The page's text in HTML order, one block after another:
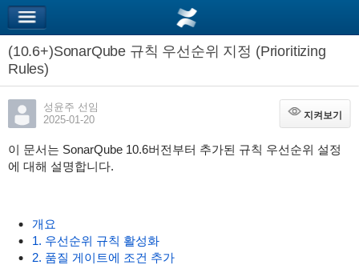
(10.6+)SonarQube 규칙 우선순위 지정 (Prioritizing
Rules)
성윤주 선임
2025-01-20
지켜보기
지켜보기
이 문서는 SonarQube 10.6버전부터 추가된 규칙 우선순위 설정
에 대해 설명합니다.
개요
1. 우선순위 규칙 활성화
2. 품질 게이트에 조건 추가